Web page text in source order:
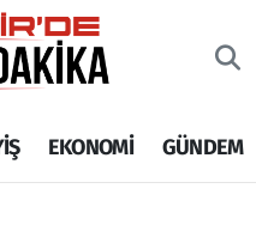
EKONOMİ GÜNDEM